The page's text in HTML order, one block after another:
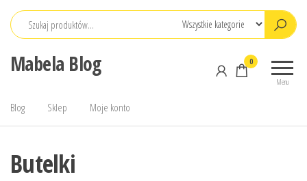
Przejdź
Mabela Blog
Menu
0
Blog Sklep Moje konto
Butelki